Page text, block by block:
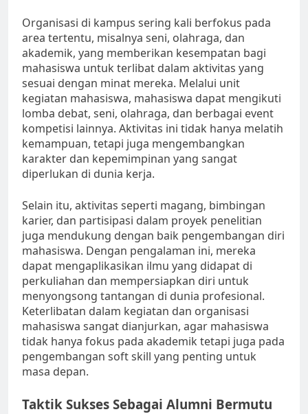
Organisasi di kampus sering kali berfokus pada
area tertentu, misalnya seni, olahraga, dan
akademik, yang memberikan kesempatan bagi
mahasiswa untuk terlibat dalam aktivitas yang
sesuai dengan minat mereka. Melalui unit
kegiatan mahasiswa, mahasiswa dapat mengikuti
lomba debat, seni, olahraga, dan berbagai event
kompetisi lainnya. Aktivitas ini tidak hanya melatih
kemampuan, tetapi juga mengembangkan
karakter dan kepemimpinan yang sangat
diperlukan di dunia kerja.
Selain itu, aktivitas seperti magang, bimbingan
karier, dan partisipasi dalam proyek penelitian
juga mendukung dengan baik pengembangan diri
mahasiswa. Dengan pengalaman ini, mereka
dapat mengaplikasikan ilmu yang didapat di
perkuliahan dan mempersiapkan diri untuk
menyongsong tantangan di dunia profesional.
Keterlibatan dalam kegiatan dan organisasi
mahasiswa sangat dianjurkan, agar mahasiswa
tidak hanya fokus pada akademik tetapi juga pada
pengembangan soft skill yang penting untuk
masa depan.
Taktik Sukses Sebagai Alumni Bermutu